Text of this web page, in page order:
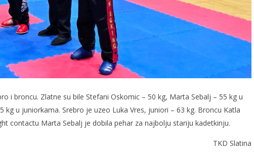
i broncu. Zlatne su bile Stefani Oskomic – 50 kg, Marta Sebalj – 55 kg u
kg u juniorkama. Srebro je uzeo Luka Vres, juniori – 63 kg. Broncu Katla
contactu Marta Sebalj je dobila pehar za najbolju stariju kadetkinju.
TKD Slatina